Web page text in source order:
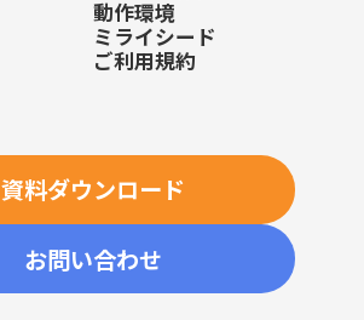
動作環境
ミライシード
ご利用規約
資料ダウンロード
お問い合わせ